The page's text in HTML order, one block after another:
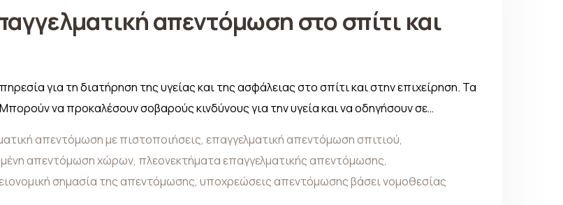
απεντόμωση στο σπίτι και
για τη διατήρηση της υγείας και της ασφάλειας στο σπίτι και στην επιχείρηση. Τα
να προκαλέσουν σοβαρούς κινδύνους για την υγεία και να οδηγήσουν σε…
απεντόμωση με πιστοποιήσεις, επαγγελματική απεντόμωση σπιτιού,
απεντόμωση χώρων, πλεονεκτήματα επαγγελματικής απεντόμωσης,
σημασία της απεντόμωσης, υποχρεώσεις απεντόμωσης βάσει νομοθεσίας